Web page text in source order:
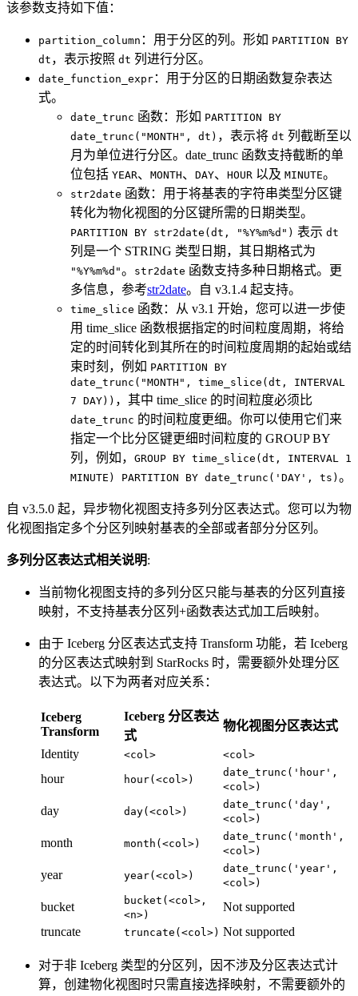
该参数支持如下值：
partition_column ：用于分区的列。形如 PARTITION BY
dt ，表示按照 dt 列进行分区。
date_function_expr ：用于分区的日期函数复杂表达
式。
date_trunc 函数：形如 PARTITION BY
date_trunc("MONTH", dt) ，表示将 dt 列截断至以
月为单位进行分区。date_trunc 函数支持截断的单
位包括 YEAR、 MONTH、 DAY、 HOUR 以及 MINUTE。
str2date 函数：用于将基表的字符串类型分区键
转化为物化视图的分区键所需的日期类型。
PARTITION BY str2date(dt, "%Y%m%d") 表示 dt
列是一个 STRING 类型日期，其日期格式为
"%Y%m%d"。 str2date 函数支持多种日期格式。更
多信息，参考str2date。自 v3.1.4 起支持。
time_slice 函数：从 v3.1 开始，您可以进一步使
用 time_slice 函数根据指定的时间粒度周期，将给
定的时间转化到其所在的时间粒度周期的起始或结
束时刻，例如 PARTITION BY
date_trunc("MONTH", time_slice(dt, INTERVAL
7 DAY)) ，其中 time_slice 的时间粒度必须比
date_trunc 的时间粒度更细。你可以使用它们来
指定一个比分区键更细时间粒度的 GROUP BY
列，例如， GROUP BY time_slice(dt, INTERVAL 1
MINUTE) PARTITION BY date_trunc('DAY', ts) 。
自 v3.5.0 起，异步物化视图支持多列分区表达式。您可以为物
化视图指定多个分区列映射基表的全部或者部分分区列。
多列分区表达式相关说明:
当前物化视图支持的多列分区只能与基表的分区列直接
映射，不支持基表分区列+函数表达式加工后映射。
由于 Iceberg 分区表达式支持 Transform 功能，若 Iceberg
的分区表达式映射到 StarRocks 时，需要额外处理分区
表达式。以下为两者对应关系：
Iceberg
Transform
Iceberg 分区表达
式
物化视图分区表达式
Identity <col> <col>
hour hour(<col>)
date_trunc('hour',
<col>)
day day(<col>)
date_trunc('day',
<col>)
month month(<col>)
date_trunc('month',
<col>)
year year(<col>)
date_trunc('year',
<col>)
bucket
bucket(<col>,
<n>)
Not supported
truncate
truncate(<col>) Not supported
对于非 Iceberg 类型的分区列，因不涉及分区表达式计
算，创建物化视图时只需直接选择映射，不需要额外的